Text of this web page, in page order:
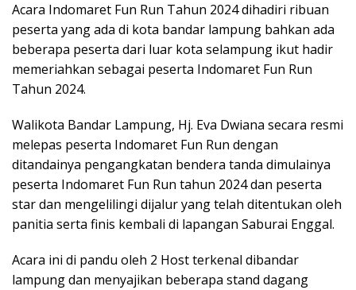
Acara Indomaret Fun Run Tahun 2024 dihadiri ribuan
peserta yang ada di kota bandar lampung bahkan ada
beberapa peserta dari luar kota selampung ikut hadir
memeriahkan sebagai peserta Indomaret Fun Run
Tahun 2024.
Walikota Bandar Lampung, Hj. Eva Dwiana secara resmi
melepas peserta Indomaret Fun Run dengan
ditandainya pengangkatan bendera tanda dimulainya
peserta Indomaret Fun Run tahun 2024 dan peserta
star dan mengelilingi dijalur yang telah ditentukan oleh
panitia serta finis kembali di lapangan Saburai Enggal.
Acara ini di pandu oleh 2 Host terkenal dibandar
lampung dan menyajikan beberapa stand dagang